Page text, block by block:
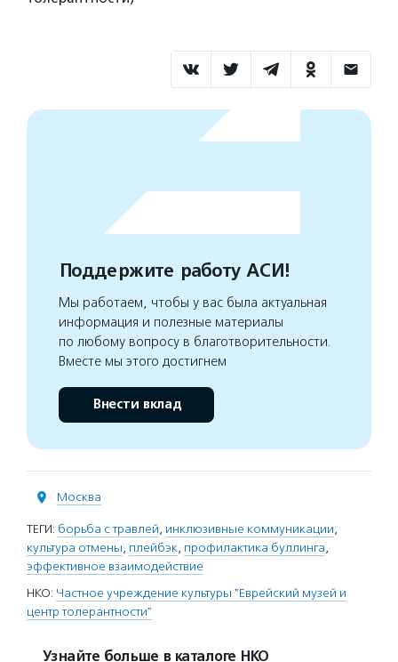
Поддержите работу АСИ!
Мы работаем, чтобы у вас была актуальная
информация и полезные материалы
по любому вопросу в благотворительности.
Вместе мы этого достигнем
Внести вклад
Москва
ТЕГИ: борьба с травлей, инклюзивные коммуникации,
культура отмены, плейбэк, профилактика буллинга,
эффективное взаимодействие
НКО: Частное учреждение культуры "Еврейский музей и
центр толерантности"
Узнайте больше в каталоге НКО